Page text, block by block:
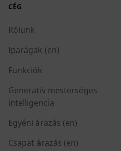
CÉG
Rólunk
Iparágak (en)
Funkciók
Generatív mesterséges
intelligencia
Egyéni árazás (en)
Csapat árazás (en)